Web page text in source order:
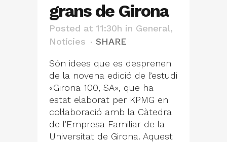
grans de Girona
Posted at 11:30h in General,
Notícies
SHARE
Són idees que es desprenen
de la novena edició de l’estudi
«Girona 100, SA», que ha
estat elaborat per KPMG en
col·laboració amb la Càtedra
de l’Empresa Familiar de la
Universitat de Girona. Aquest